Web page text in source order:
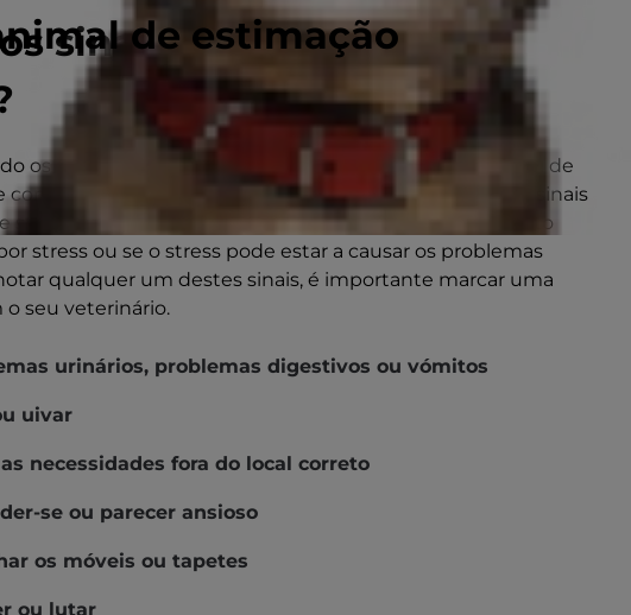
de estimação
sinais não visíveis de
os sinais são visíveis, é fácil descurar o stress não visível de
Os sinais urinários são os mais notórios dos sinais
stress, pelo que pode estar a questionar-se se o seu gato
stress ou se o stress pode estar a causar os problemas
qualquer um destes sinais, é importante marcar uma
seu veterinário.
urinários, problemas digestivos ou vómitos
uivar
necessidades fora do local correto
se ou parecer ansioso
os móveis ou tapetes
ou lutar